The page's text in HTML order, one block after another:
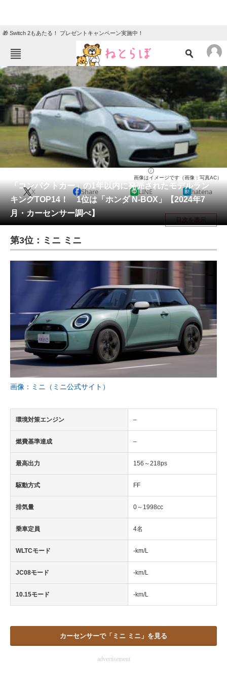
🎁 Switch 2もあたる！ プレゼントキャンペーン実施中！
ねとらぼメニュー
TOP ニュース
エンタメ クイズ
グルメ 地域
教育・育児
リサーチ
会員記事
メディア
注目記事を集めた総合ページ
ITの今と未来を見通す
進化するPCとデバイスの未来
好きが集まる 比べて選べる
ビジネスと働き方のヒント
AI活用のいまが分かる
マーケ×ITの今がよく分かる
ITエンジニア向け専門サイト
企業向けIT製品の総合サイト
IT製品の技術・比較・事例
製造業のIT導入・活用を支援
モノづくり技術者専門サイト
エレクトロニクス専門サイト
電子設計の基本と応用
エネルギーの専門メディア
「コンパクトカー」の1年以内に発売されたモデルラン
キングTOP14！ 1位は「ホンダ N-BOX」【2024年7
月・カーセンサー調べ】
画像はイメージです（画像：写真AC）
X Share LINE hatena
目次を表示
第3位：ミニ ミニ
画像：ミニ（ミニ公式サイト）
環境対策エンジン –
燃費基準達成 –
最高出力 156～218ps
駆動方式 FF
排気量 0～1998cc
乗車定員 4名
WLTCモード -km/L
JC08モード -km/L
10.15モード -km/L
カーセンサーで「ミニ ミニ」を見る
advertisement